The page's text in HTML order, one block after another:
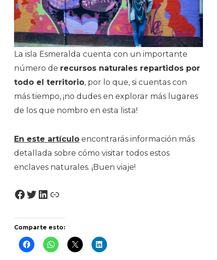
La isla Esmeralda cuenta con un importante
número de recursos naturales repartidos por
todo el territorio, por lo que, si cuentas con
más tiempo, ¡no dudes en explorar más lugares
de los que nombro en esta lista!
En este artículo encontrarás información más
detallada sobre cómo visitar todos estos
enclaves naturales. ¡Buen viaje!
Facebook
Twitter
LinkedIn
Enlace
Comparte esto: